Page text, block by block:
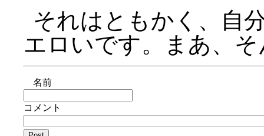
それはともかく、自
エロいです。まあ、
名前
コメント